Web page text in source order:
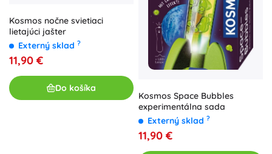
Kosmos nočne svietiaci
lietajúci jašter
Externý sklad ?
11,90 €
Do košíka
Kosmos Space Bubbles
experimentálna sada
Externý sklad ?
11,90 €